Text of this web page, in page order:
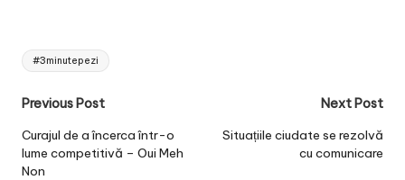
Tags:
#3minutepezi
Post
navigation
Previous Post
Curajul de a încerca într-o
lume competitivă – Oui Meh
Non
Next Post
Situațiile ciudate se rezolvă
cu comunicare